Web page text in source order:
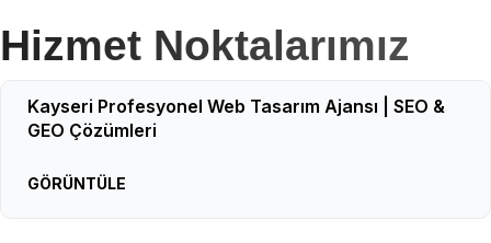
Hizmet Noktalarımız
Kayseri Profesyonel Web Tasarım Ajansı | SEO &
GEO Çözümleri
GÖRÜNTÜLE